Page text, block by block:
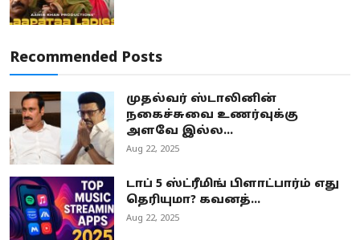
Recommended Posts
முதல்வர் ஸ்டாலினின்
நகைச்சுவை உணர்வுக்கு
அளவே இல்ல...
Aug 22, 2025
டாப் 5 ஸ்ட்ரீமிங் பிளாட்பார்ம் எது
தெரியுமா? கவனத்...
Aug 22, 2025